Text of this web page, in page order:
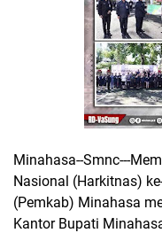
Minahasa--Smnc---
Nasional (Harkitnas)
(Pemkab) Minahasa
Kantor Bupati